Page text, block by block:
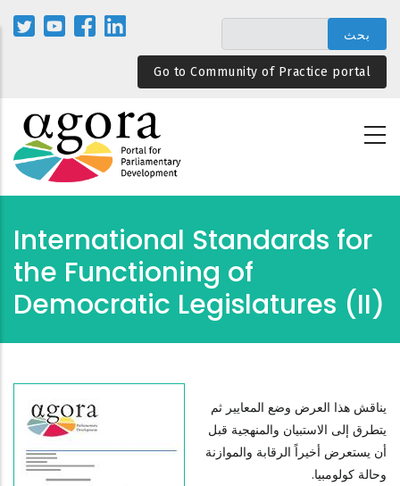
المحتوى
الرئيسيGo to Community of Practice portal
International Standards for
the Functioning of
Democratic Legislatures (II)
يناقش هذا العرض وضع المعايير ثم
يتطرق إلى الاستبيان والمنهجية قبل
أن يستعرض أخيراً الرقابة والموازنة
وحالة كولومبيا.